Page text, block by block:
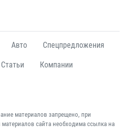
Авто Спецпредложения
Статьи Компании
материалов запрещено, при
сайта необходима ссылка на